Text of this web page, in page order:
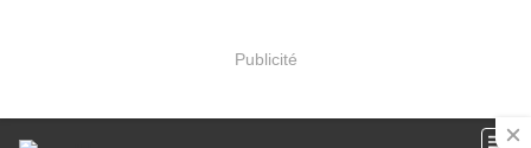
Publicité